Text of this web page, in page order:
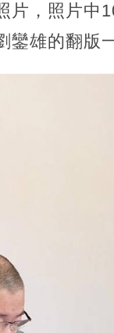
片， 照片中
雄的翻版